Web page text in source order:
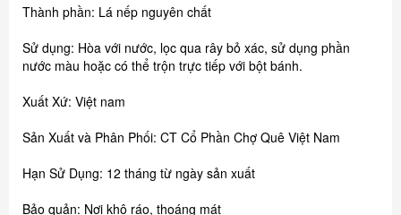
Thành phần: Lá nếp nguyên chất
Sử dụng: Hòa với nước, lọc qua rây bỏ xác, sử dụng phần
nước màu hoặc có thể trộn trực tiếp với bột bánh.
Xuất Xứ: Việt nam
Sản Xuất và Phân Phối: CT Cổ Phần Chợ Quê Việt Nam
Hạn Sử Dụng: 12 tháng từ ngày sản xuất
Bảo quản: Nơi khô ráo, thoáng mát